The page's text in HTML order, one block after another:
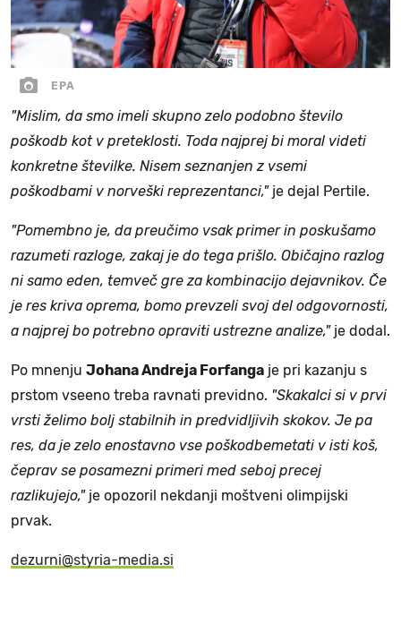
EPA
"Mislim, da smo imeli skupno zelo podobno število
poškodb kot v preteklosti. Toda najprej bi moral videti
konkretne številke. Nisem seznanjen z vsemi
poškodbami v norveški reprezentanci," je dejal Pertile.
"Pomembno je, da preučimo vsak primer in poskušamo
razumeti razloge, zakaj je do tega prišlo. Običajno razlog
ni samo eden, temveč gre za kombinacijo dejavnikov. Če
je res kriva oprema, bomo prevzeli svoj del odgovornosti,
a najprej bo potrebno opraviti ustrezne analize,"je dodal.
Po mnenju Johana Andreja Forfanga je pri kazanju s
prstom vseeno treba ravnati previdno. "Skakalci si v prvi
vrsti želimo bolj stabilnih in predvidljivih skokov. Je pa
res, da je zelo enostavno vse poškodbemetati v isti koš,
čeprav se posamezni primeri med seboj precej
razlikujejo,"je opozoril nekdanji moštveni olimpijski
prvak.
dezurni@styria-media.si